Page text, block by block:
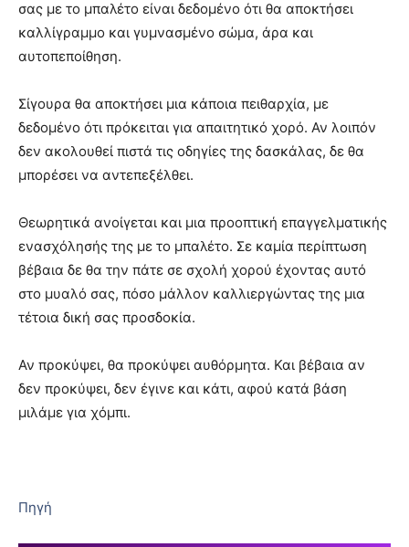
σας με το μπαλέτο είναι δεδομένο ότι θα αποκτήσει
καλλίγραμμο και γυμνασμένο σώμα, άρα και
αυτοπεποίθηση.
Σίγουρα θα αποκτήσει μια κάποια πειθαρχία, με
δεδομένο ότι πρόκειται για απαιτητικό χορό. Αν λοιπόν
δεν ακολουθεί πιστά τις οδηγίες της δασκάλας, δε θα
μπορέσει να αντεπεξέλθει.
Θεωρητικά ανοίγεται και μια προοπτική επαγγελματικής
ενασχόλησής της με το μπαλέτο. Σε καμία περίπτωση
βέβαια δε θα την πάτε σε σχολή χορού έχοντας αυτό
στο μυαλό σας, πόσο μάλλον καλλιεργώντας της μια
τέτοια δική σας προσδοκία.
Αν προκύψει, θα προκύψει αυθόρμητα. Και βέβαια αν
δεν προκύψει, δεν έγινε και κάτι, αφού κατά βάση
μιλάμε για χόμπι.
Πηγή